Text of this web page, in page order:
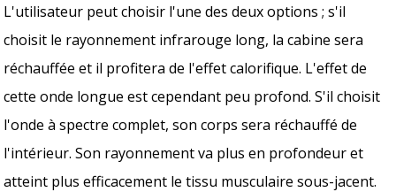
L'utilisateur peut choisir l'une des deux options ; s'il
choisit le rayonnement infrarouge long, la cabine sera
réchauffée et il profitera de l'effet calorifique. L'effet de
cette onde longue est cependant peu profond. S'il choisit
l'onde à spectre complet, son corps sera réchauffé de
l'intérieur. Son rayonnement va plus en profondeur et
atteint plus efficacement le tissu musculaire sous-jacent.